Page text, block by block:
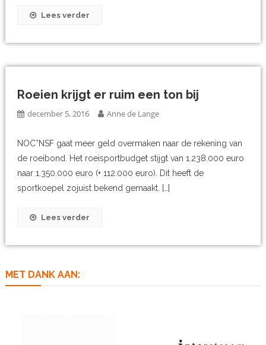
Lees verder
Roeien krijgt er ruim een ton bij
december 5, 2016 Anne de Lange
NOC*NSF gaat meer geld overmaken naar de rekening van
de roeibond. Het roeisportbudget stijgt van 1.238.000 euro
naar 1.350.000 euro (+ 112.000 euro). Dit heeft de
sportkoepel zojuist bekend gemaakt. […]
Lees verder
MET DANK AAN: